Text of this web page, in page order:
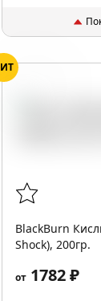
BlackBurn
Shock), 200гр.
от 1782 ₽